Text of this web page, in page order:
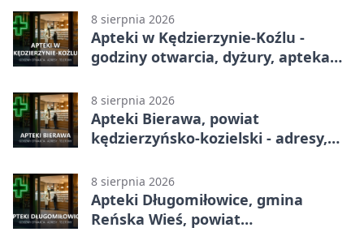
8 sierpnia 2026
Apteki w Kędzierzynie-Koźlu -
godziny otwarcia, dyżury, apteka
8 sierpnia 2026
Apteki Bierawa, powiat
kędzierzyńsko-kozielski - adresy,
8 sierpnia 2026
Apteki Długomiłowice, gmina
Reńska Wieś, powiat